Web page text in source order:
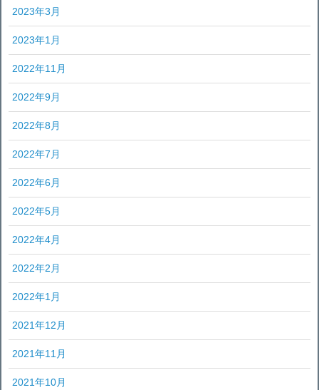
2023年3月
2023年1月
2022年11月
2022年9月
2022年8月
2022年7月
2022年6月
2022年5月
2022年4月
2022年2月
2022年1月
2021年12月
2021年11月
2021年10月